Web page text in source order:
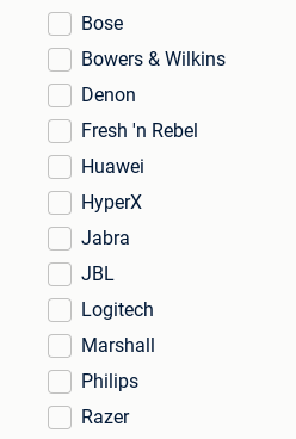
Bose
Bowers & Wilkins
Denon
Fresh 'n Rebel
Huawei
HyperX
Jabra
JBL
Logitech
Marshall
Philips
Razer